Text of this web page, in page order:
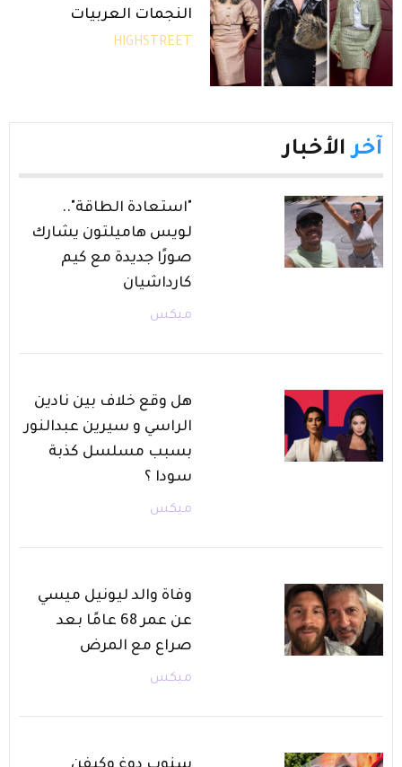
النجمات العربيات
HIGHSTREET
آخر الأخبار
"استعادة الطاقة"..
لويس هاميلتون يشارك
صورًا جديدة مع كيم
كارداشيان
ميكس
هل وقع خلاف بين نادين
الراسي و سيرين عبدالنور
بسبب مسلسل كذبة
سودا ؟
ميكس
وفاة والد ليونيل ميسي
عن عمر 68 عامًا بعد
صراع مع المرض
ميكس